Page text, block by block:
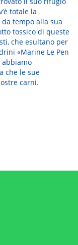
totale la
tempo alla sua
tossico di queste
che esultano per
«Marine Le Pen
abbiamo
che le sue
carni.